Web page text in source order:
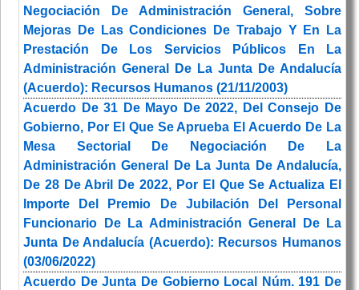
Negociación De Administración General, Sobre
Mejoras De Las Condiciones De Trabajo Y En La
Prestación De Los Servicios Públicos En La
Administración General De La Junta De Andalucía
(Acuerdo): Recursos Humanos (21/11/2003)
Acuerdo De 31 De Mayo De 2022, Del Consejo De
Gobierno, Por El Que Se Aprueba El Acuerdo De La
Mesa Sectorial De Negociación De La
Administración General De La Junta De Andalucía,
De 28 De Abril De 2022, Por El Que Se Actualiza El
Importe Del Premio De Jubilación Del Personal
Funcionario De La Administración General De La
Junta De Andalucía (Acuerdo): Recursos Humanos
(03/06/2022)
Acuerdo De Junta De Gobierno Local Núm. 191 De